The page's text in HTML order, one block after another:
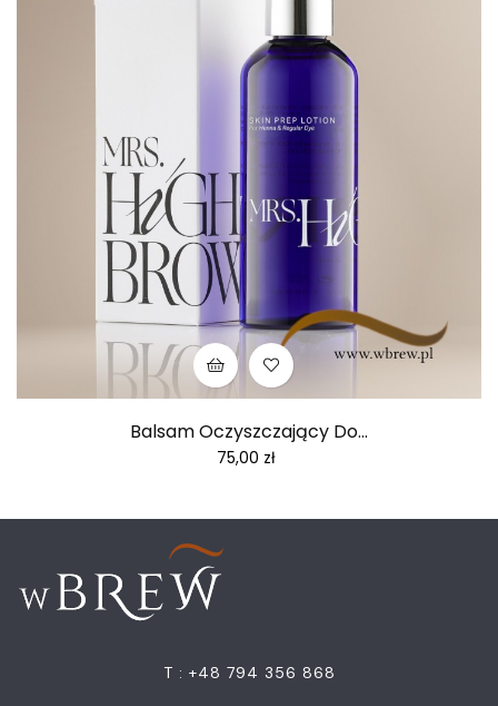
Balsam Oczyszczający Do...
Cena
75,00 zł
T : +48 794 356 868